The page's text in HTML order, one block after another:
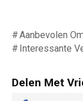
Aanbevolen
Interessante
Delen Met